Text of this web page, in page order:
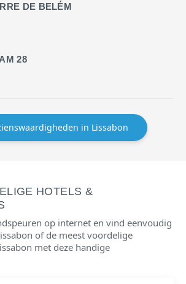
DE BELÉM
28
in Lissabon
HOTELS &
op internet en vind eenvoudig
of de meest voordelige
met deze handige